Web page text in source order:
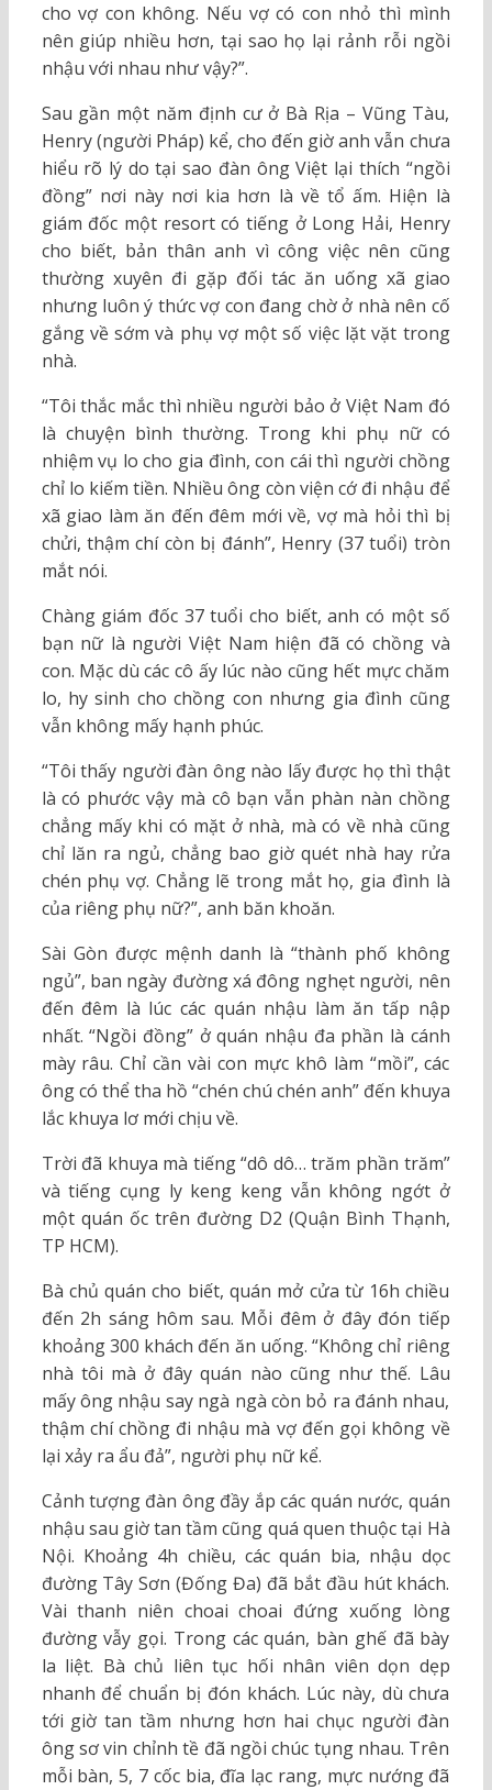
cho vợ con không. Nếu vợ có con nhỏ thì mình
nên giúp nhiều hơn, tại sao họ lại rảnh rỗi ngồi
nhậu với nhau như vậy?”.
Sau gần một năm định cư ở Bà Rịa – Vũng Tàu,
Henry (người Pháp) kể, cho đến giờ anh vẫn chưa
hiểu rõ lý do tại sao đàn ông Việt lại thích “ngồi
đồng” nơi này nơi kia hơn là về tổ ấm. Hiện là
giám đốc một resort có tiếng ở Long Hải, Henry
cho biết, bản thân anh vì công việc nên cũng
thường xuyên đi gặp đối tác ăn uống xã giao
nhưng luôn ý thức vợ con đang chờ ở nhà nên cố
gắng về sớm và phụ vợ một số việc lặt vặt trong
nhà.
“Tôi thắc mắc thì nhiều người bảo ở Việt Nam đó
là chuyện bình thường. Trong khi phụ nữ có
nhiệm vụ lo cho gia đình, con cái thì người chồng
chỉ lo kiếm tiền. Nhiều ông còn viện cớ đi nhậu để
xã giao làm ăn đến đêm mới về, vợ mà hỏi thì bị
chửi, thậm chí còn bị đánh”, Henry (37 tuổi) tròn
mắt nói.
Chàng giám đốc 37 tuổi cho biết, anh có một số
bạn nữ là người Việt Nam hiện đã có chồng và
con. Mặc dù các cô ấy lúc nào cũng hết mực chăm
lo, hy sinh cho chồng con nhưng gia đình cũng
vẫn không mấy hạnh phúc.
“Tôi thấy người đàn ông nào lấy được họ thì thật
là có phước vậy mà cô bạn vẫn phàn nàn chồng
chẳng mấy khi có mặt ở nhà, mà có về nhà cũng
chỉ lăn ra ngủ, chẳng bao giờ quét nhà hay rửa
chén phụ vợ. Chẳng lẽ trong mắt họ, gia đình là
của riêng phụ nữ?”, anh băn khoăn.
Sài Gòn được mệnh danh là “thành phố không
ngủ”, ban ngày đường xá đông nghẹt người, nên
đến đêm là lúc các quán nhậu làm ăn tấp nập
nhất. “Ngồi đồng” ở quán nhậu đa phần là cánh
mày râu. Chỉ cần vài con mực khô làm “mồi”, các
ông có thể tha hồ “chén chú chén anh” đến khuya
lắc khuya lơ mới chịu về.
Trời đã khuya mà tiếng “dô dô… trăm phần trăm”
và tiếng cụng ly keng keng vẫn không ngớt ở
một quán ốc trên đường D2 (Quận Bình Thạnh,
TP HCM).
Bà chủ quán cho biết, quán mở cửa từ 16h chiều
đến 2h sáng hôm sau. Mỗi đêm ở đây đón tiếp
khoảng 300 khách đến ăn uống. “Không chỉ riêng
nhà tôi mà ở đây quán nào cũng như thế. Lâu
mấy ông nhậu say ngà ngà còn bỏ ra đánh nhau,
thậm chí chồng đi nhậu mà vợ đến gọi không về
lại xảy ra ẩu đả”, người phụ nữ kể.
Cảnh tượng đàn ông đầy ắp các quán nước, quán
nhậu sau giờ tan tầm cũng quá quen thuộc tại Hà
Nội. Khoảng 4h chiều, các quán bia, nhậu dọc
đường Tây Sơn (Đống Đa) đã bắt đầu hút khách.
Vài thanh niên choai choai đứng xuống lòng
đường vẫy gọi. Trong các quán, bàn ghế đã bày
la liệt. Bà chủ liên tục hối nhân viên dọn dẹp
nhanh để chuẩn bị đón khách. Lúc này, dù chưa
tới giờ tan tầm nhưng hơn hai chục người đàn
ông sơ vin chỉnh tề đã ngồi chúc tụng nhau. Trên
mỗi bàn, 5, 7 cốc bia, đĩa lạc rang, mực nướng đã